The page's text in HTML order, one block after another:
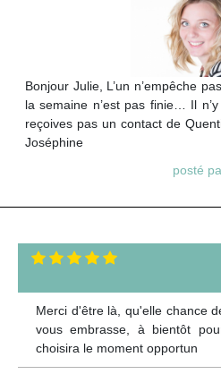
Bonjour Julie, L’un n’empêche
la semaine n’est pas finie… Il
reçoives pas un contact de
Joséphine
posté
Merci d'être là, qu'elle chance
vous embrasse, à bientôt
choisira le moment opportun